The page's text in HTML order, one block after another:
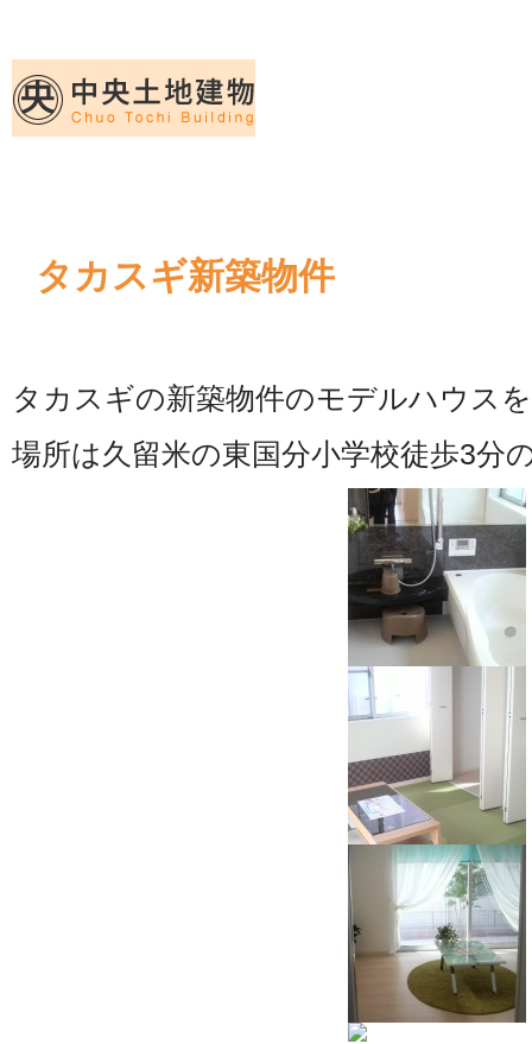
タカスギ新築物件
タカスギの新築物件のモデルハウス
場所は久留米の東国分小学校徒歩3分